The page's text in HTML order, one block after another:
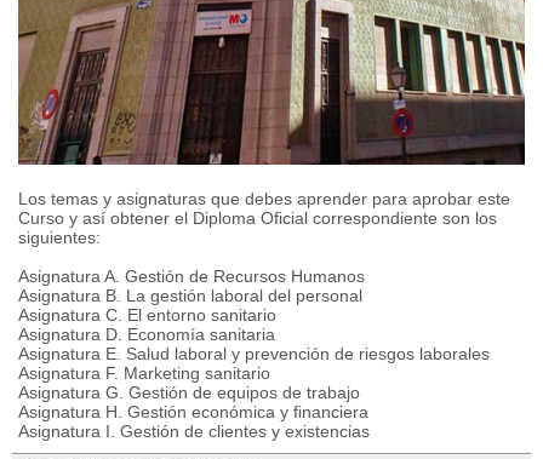
Los temas y asignaturas que debes aprender para aprobar este
Curso y así obtener el Diploma Oficial correspondiente son los
siguientes:
Asignatura A. Gestión de Recursos Humanos
Asignatura B. La gestión laboral del personal
Asignatura C. El entorno sanitario
Asignatura D. Economía sanitaria
Asignatura E. Salud laboral y prevención de riesgos laborales
Asignatura F. Marketing sanitario
Asignatura G. Gestión de equipos de trabajo
Asignatura H. Gestión económica y financiera
Asignatura I. Gestión de clientes y existencias